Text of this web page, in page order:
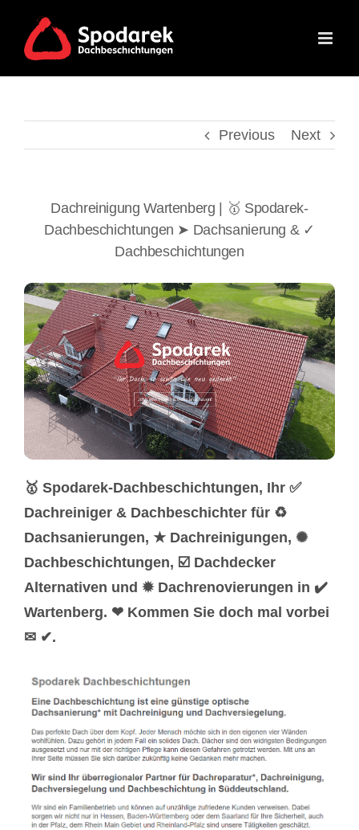
content
Previous Next
Dachreinigung Wartenberg | 🥇 Spodarek-
Dachbeschichtungen ➤ Dachsanierung & ✓
Dachbeschichtungen
🥇 Spodarek-Dachbeschichtungen, Ihr ✅
Dachreiniger & Dachbeschichter für ♻
Dachsanierungen, ★ Dachreinigungen, ✺
Dachbeschichtungen, ☑️ Dachdecker
Alternativen und ✹ Dachrenovierungen in ✔️
Wartenberg. ❤ Kommen Sie doch mal vorbei
✉ ✔.